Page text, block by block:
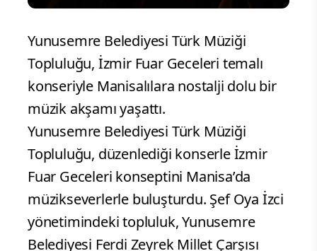
Yunusemre Belediyesi Türk Müziği
Topluluğu, İzmir Fuar Geceleri temalı
konseriyle Manisalılara nostalji dolu bir
müzik akşamı yaşattı.
Yunusemre Belediyesi Türk Müziği
Topluluğu, düzenlediği konserle İzmir
Fuar Geceleri konseptini Manisa’da
müzikseverlerle buluşturdu. Şef Oya İzci
yönetimindeki topluluk, Yunusemre
Belediyesi Ferdi Zeyrek Millet Çarşısı